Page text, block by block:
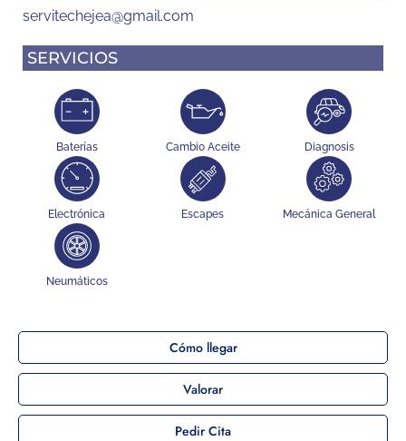
servitechejea@gmail.com
SERVICIOS
Baterías Cambio Aceite Diagnosis
Electrónica Escapes Mecánica General
Neumáticos
Cómo llegar
Valorar
Pedir Cita